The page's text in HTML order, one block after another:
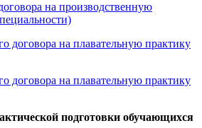
на производственную
договора на плавательную практику
договора на плавательную практику
подготовки обучающихся